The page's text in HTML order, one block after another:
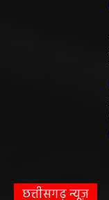
छत्तीसगढ़ न्यूज़